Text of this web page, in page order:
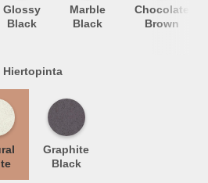
Glossy
Black
Marble
Black
Chocolate
Brown
Hiertopinta
Graphite
Black